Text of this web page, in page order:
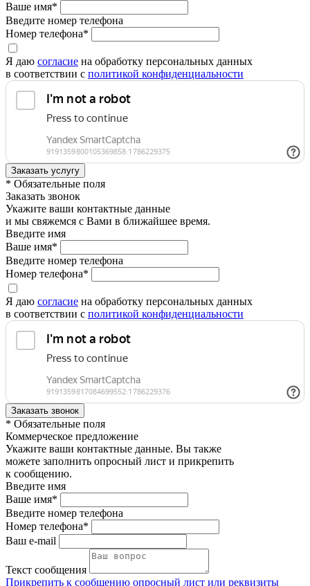
Ваше имя*
Введите номер телефона
Номер телефона*
Я даю согласие на обработку персональных данных
в соответствии с политикой конфиденциальности
* Обязательные поля
Заказать звонок
Укажите ваши контактные данные
и мы свяжемся с Вами в ближайшее время.
Введите имя
Ваше имя*
Введите номер телефона
Номер телефона*
Я даю согласие на обработку персональных данных
в соответствии с политикой конфиденциальности
* Обязательные поля
Коммерческое предложение
Укажите ваши контактные данные. Вы также
можете заполнить опросный лист и прикрепить
к сообщению.
Введите имя
Ваше имя*
Введите номер телефона
Номер телефона*
Ваш e-mail
Текст сообщения
Прикрепить к сообщению опросный лист или реквизиты